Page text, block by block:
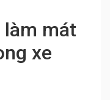
làm mát
xe